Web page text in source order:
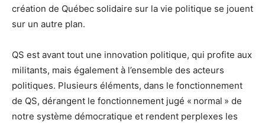
création de Québec solidaire sur la vie politique se jouent
sur un autre plan.
QS est avant tout une innovation politique, qui profite aux
militants, mais également à l’ensemble des acteurs
politiques. Plusieurs éléments, dans le fonctionnement
de QS, dérangent le fonctionnement jugé « normal » de
notre système démocratique et rendent perplexes les